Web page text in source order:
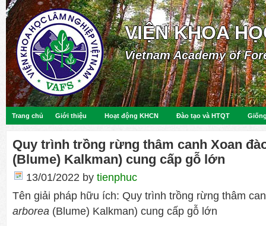
VIỆN KHOA
Vietnam Academy of
Trang chủ Giới thiệu Hoạt động KHCN Đào tạo và HTQT
Quy trình trồng rừng thâm canh Xoan
(Blume) Kalkman) cung cấp gỗ lớn
13/01/2022 by tienphuc
Tên giải pháp hữu ích: Quy trình trồng rừng thâm
arborea (Blume) Kalkman) cung cấp gỗ lớn